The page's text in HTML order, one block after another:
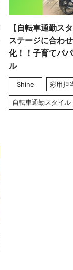
【自転車通勤ス
ステージに合わ
化！！子育てパ
ル
Shine 彩用担
自転車通勤スタイル